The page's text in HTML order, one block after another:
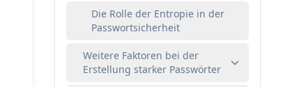
Die Rolle der Entropie in der
Passwortsicherheit
Weitere Faktoren bei der
Erstellung starker Passwörter